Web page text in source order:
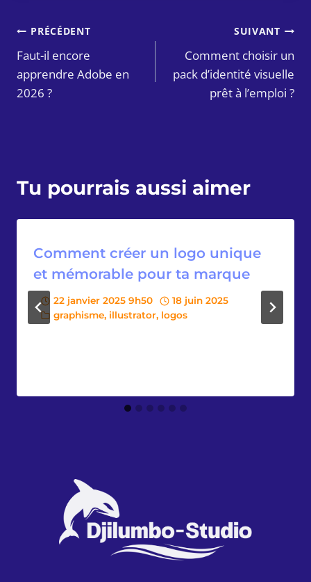
Navigation
de
l’article
PRÉCÉDENT
Faut-il encore
apprendre Adobe en
2026 ?
SUIVANT
Comment choisir un
pack d’identité visuelle
prêt à l’emploi ?
Tu pourrais aussi aimer
Comment créer un logo unique
et mémorable pour ta marque
22 janvier 2025 9h50
18 juin 2025
graphisme, illustrator, logos